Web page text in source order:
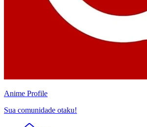
Anime Profile
Sua comunidade otaku!